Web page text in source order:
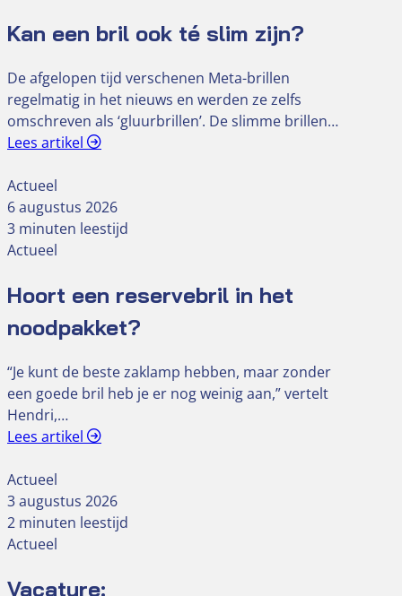
Kan een bril ook té slim zijn?
De afgelopen tijd verschenen Meta-brillen
regelmatig in het nieuws en werden ze zelfs
omschreven als ‘gluurbrillen’. De slimme brillen…
Lees artikel
Actueel
6 augustus 2026
3 minuten leestijd
Actueel
Hoort een reservebril in het
noodpakket?
“Je kunt de beste zaklamp hebben, maar zonder
een goede bril heb je er nog weinig aan,” vertelt
Hendri,…
Lees artikel
Actueel
3 augustus 2026
2 minuten leestijd
Actueel
Vacature: